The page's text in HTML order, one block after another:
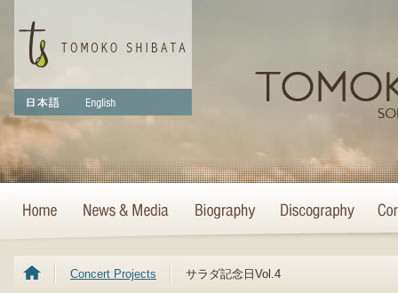
Concert Projects サラダ記念日Vol.4